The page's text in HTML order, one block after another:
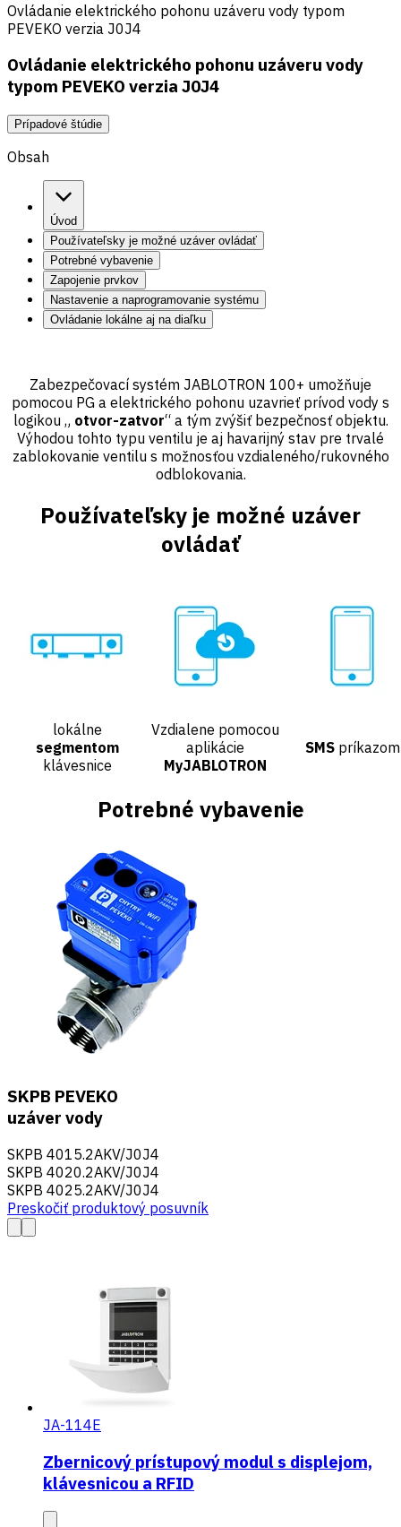
Ovládanie elektrického pohonu uzáveru vody typom
PEVEKO verzia J0J4
Ovládanie elektrického pohonu uzáveru vody
typom PEVEKO verzia J0J4
Prípadové štúdie
Obsah
Úvod
Používateľsky je možné uzáver ovládať
Potrebné vybavenie
Zapojenie prvkov
Nastavenie a naprogramovanie systému
Ovládanie lokálne aj na diaľku
Zabezpečovací systém JABLOTRON 100+ umožňuje
pomocou PG a elektrického pohonu uzavrieť prívod vody s
logikou „ otvor-zatvor“ a tým zvýšiť bezpečnosť objektu.
Výhodou tohto typu ventilu je aj havarijný stav pre trvalé
zablokovanie ventilu s možnosťou vzdialeného/rukovného
odblokovania.
Používateľsky je možné uzáver
ovládať
lokálne
segmentom
klávesnice
Vzdialene pomocou
aplikácie
MyJABLOTRON
SMS príkazom
Potrebné vybavenie
SKPB PEVEKO
uzáver vody
SKPB 4015.2AKV/J0J4
SKPB 4020.2AKV/J0J4
SKPB 4025.2AKV/J0J4
Preskočiť produktový posuvník
JA-114E
Zbernicový prístupový modul s displejom,
klávesnicou a RFID